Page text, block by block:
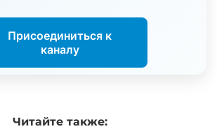
Присоединиться к
каналу
Читайтетакже: